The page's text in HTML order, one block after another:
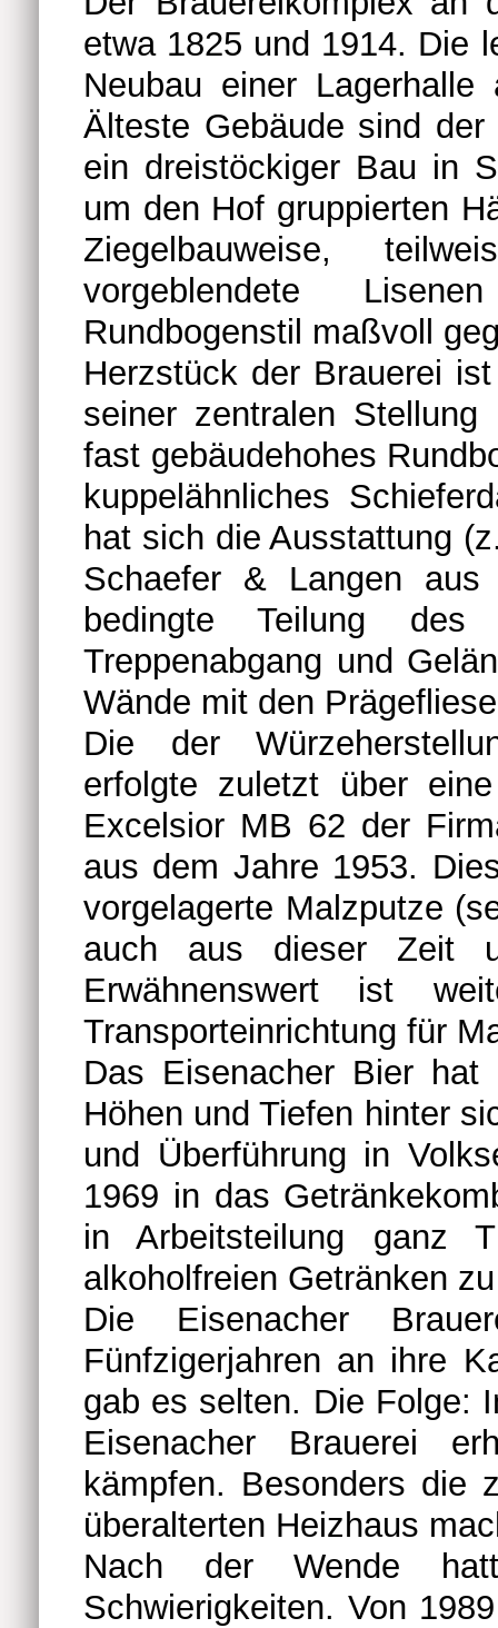
etwa 1825 und 1914. Die
Neubau einer
Älteste Gebäude sind
ein dreistöckiger Bau in
um den Hof gruppierten
Ziegelbauweise,
vorgeblendete
Rundbogenstil maßvoll
Herzstück der Brauerei
seiner zentralen
fast gebäudehohes
kuppelähnliches
hat sich die Ausstattung
Schaefer & Langen aus
bedingte Teilung
Treppenabgang und
Wände mit den
Die der
erfolgte zuletzt über
Excelsior MB 62 der
aus dem Jahre 1953.
vorgelagerte Malzputze
auch aus dieser Zeit
Erwähnenswert ist
Transporteinrichtung für
Das Eisenacher Bier
Höhen und Tiefen hinter
und Überführung in
1969 in das
in Arbeitsteilung ganz
alkoholfreien Getränken
Die Eisenacher
Fünfzigerjahren an ihre
gab es selten. Die Folge:
Eisenacher Brauerei
kämpfen. Besonders die
überalterten Heizhaus
Nach der Wende
Schwierigkeiten. Von